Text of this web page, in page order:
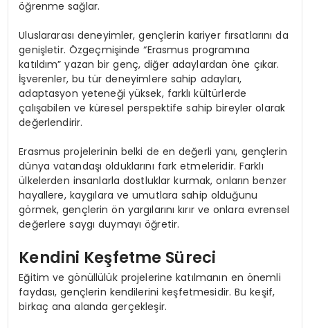
öğrenme sağlar.
Uluslararası deneyimler, gençlerin kariyer fırsatlarını da
genişletir. Özgeçmişinde “Erasmus programına
katıldım” yazan bir genç, diğer adaylardan öne çıkar.
İşverenler, bu tür deneyimlere sahip adayları,
adaptasyon yeteneği yüksek, farklı kültürlerde
çalışabilen ve küresel perspektife sahip bireyler olarak
değerlendirir.
Erasmus projelerinin belki de en değerli yanı, gençlerin
dünya vatandaşı olduklarını fark etmeleridir. Farklı
ülkelerden insanlarla dostluklar kurmak, onların benzer
hayallere, kaygılara ve umutlara sahip olduğunu
görmek, gençlerin ön yargılarını kırır ve onlara evrensel
değerlere saygı duymayı öğretir.
Kendini Keşfetme Süreci
Eğitim ve gönüllülük projelerine katılmanın en önemli
faydası, gençlerin kendilerini keşfetmesidir. Bu keşif,
birkaç ana alanda gerçekleşir.